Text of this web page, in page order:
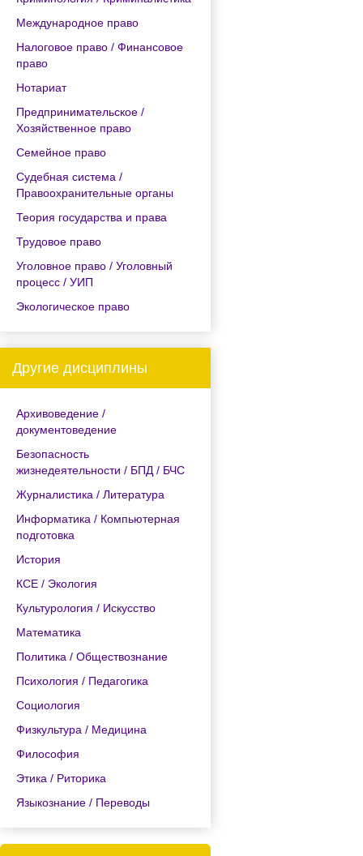
Международное право
Налоговое право / Финансовое
право
Нотариат
Предпринимательское /
Хозяйственное право
Семейное право
Судебная система /
Правоохранительные органы
Теория государства и права
Трудовое право
Уголовное право / Уголовный
процесс / УИП
Экологическое право
Другие дисциплины
Архивоведение /
документоведение
Безопасность
жизнедеятельности / БПД / БЧС
Журналистика / Литература
Информатика / Компьютерная
подготовка
История
КСЕ / Экология
Культурология / Искусство
Математика
Политика / Обществознание
Психология / Педагогика
Социология
Физкультура / Медицина
Философия
Этика / Риторика
Языкознание / Переводы